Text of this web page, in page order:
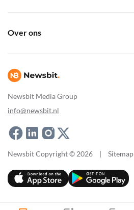
Newsbit Media Group
info@newsbit.nl
Over ons
Newsbit Copyright © 2026 Sitemap